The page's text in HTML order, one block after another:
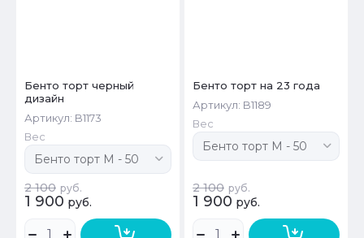
Бенто торт черный
дизайн
Артикул: B1173
Вес
2 100 руб.
1 900 руб.
Бенто торт на 23 года
Артикул: B1189
Вес
2 100 руб.
1 900 руб.